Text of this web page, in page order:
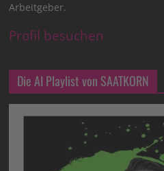
Arbeitgeber.
Profil besuchen
Die AI Playlist von SAATKORN